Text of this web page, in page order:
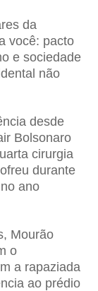
da
você: pacto
e sociedade
não
desde
Bolsonaro
cirurgia
durante
ano
Mourão
o
a rapaziada
ao prédio